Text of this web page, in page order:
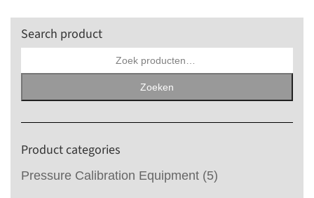
Search product
Zoeken
Product categories
Pressure Calibration Equipment (5)